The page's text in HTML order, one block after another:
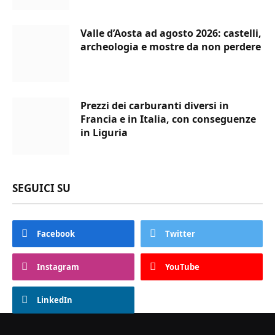
Valle d’Aosta ad agosto 2026: castelli,
archeologia e mostre da non perdere
Prezzi dei carburanti diversi in
Francia e in Italia, con conseguenze
in Liguria
SEGUICI SU
Facebook Twitter
Instagram YouTube
LinkedIn